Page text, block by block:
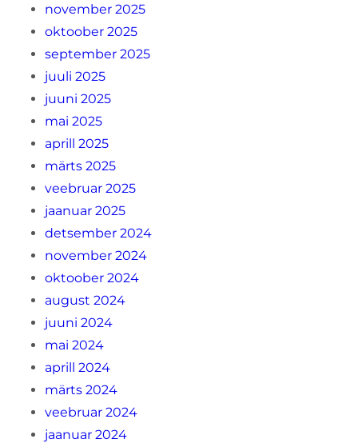
november 2025
oktoober 2025
september 2025
juuli 2025
juuni 2025
mai 2025
aprill 2025
märts 2025
veebruar 2025
jaanuar 2025
detsember 2024
november 2024
oktoober 2024
august 2024
juuni 2024
mai 2024
aprill 2024
märts 2024
veebruar 2024
jaanuar 2024